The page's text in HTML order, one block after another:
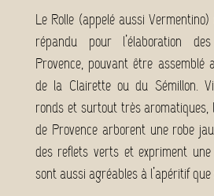
Le Rolle (appelé aussi
répandu pour l’élaboration
Provence, pouvant être assemblé
de la Clairette ou du Sémillon.
ronds et surtout très aromatiques,
de Provence arborent une robe
des reflets verts et expriment
sont aussi agréables à l’apéritif